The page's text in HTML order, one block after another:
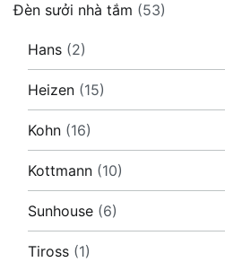
Đèn sưởi nhà tắm (53)
Hans (2)
Heizen (15)
Kohn (16)
Kottmann (10)
Sunhouse (6)
Tiross (1)